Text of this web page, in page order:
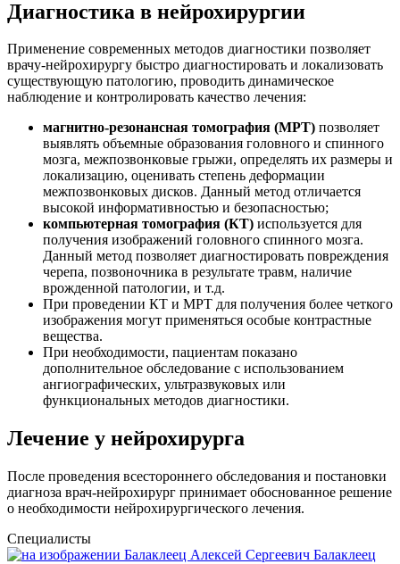
Диагностика в нейрохирургии
Применение современных методов диагностики позволяет
врачу-нейрохирургу быстро диагностировать и локализовать
существующую патологию, проводить динамическое
наблюдение и контролировать качество лечения:
магнитно-резонансная томография (МРТ) позволяет
выявлять объемные образования головного и спинного
мозга, межпозвонковые грыжи, определять их размеры и
локализацию, оценивать степень деформации
межпозвонковых дисков. Данный метод отличается
высокой информативностью и безопасностью;
компьютерная томография (КТ) используется для
получения изображений головного спинного мозга.
Данный метод позволяет диагностировать повреждения
черепа, позвоночника в результате травм, наличие
врожденной патологии, и т.д.
При проведении КТ и МРТ для получения более четкого
изображения могут применяться особые контрастные
вещества.
При необходимости, пациентам показано
дополнительное обследование с использованием
ангиографических, ультразвуковых или
функциональных методов диагностики.
Лечение у нейрохирурга
После проведения всестороннего обследования и постановки
диагноза врач-нейрохирург принимает обоснованное решение
о необходимости нейрохирургического лечения.
Специалисты
Балаклеец